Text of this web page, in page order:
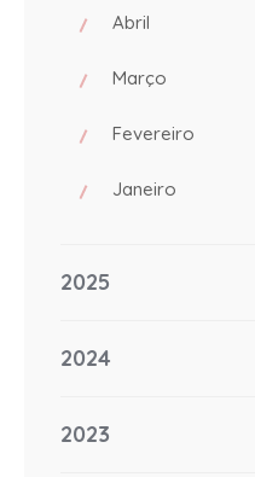
Abril
Março
Fevereiro
Janeiro
2025
2024
2023